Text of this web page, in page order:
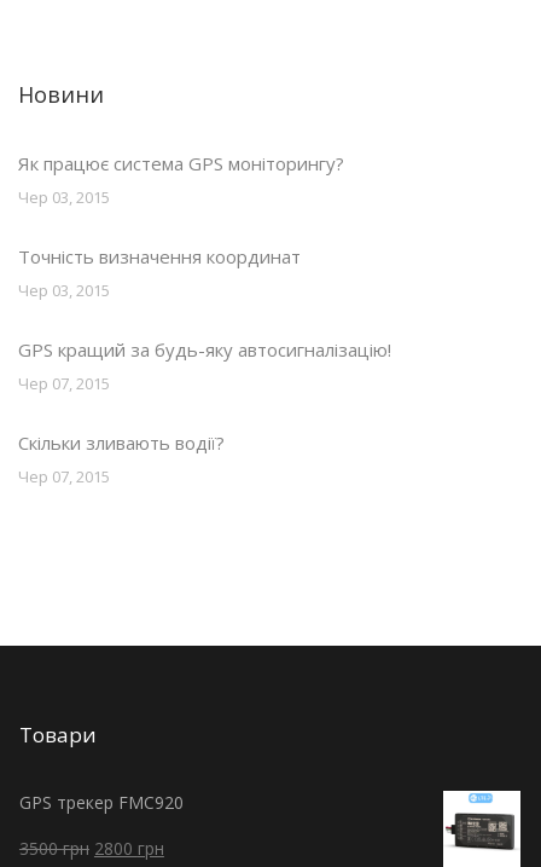
Новини
Як працює система GPS моніторингу?
Чер 03, 2015
Точність визначення координат
Чер 03, 2015
GPS кращий за будь-яку автосигналізацію!
Чер 07, 2015
Скільки зливають водії?
Чер 07, 2015
Товари
GPS трекер FMC920
3500грн 2800 грн